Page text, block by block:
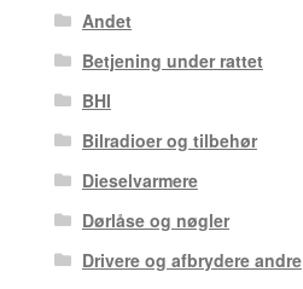
Andet
Betjening under rattet
BHI
Bilradioer og tilbehør
Dieselvarmere
Dørlåse og nøgler
Drivere og afbrydere andre